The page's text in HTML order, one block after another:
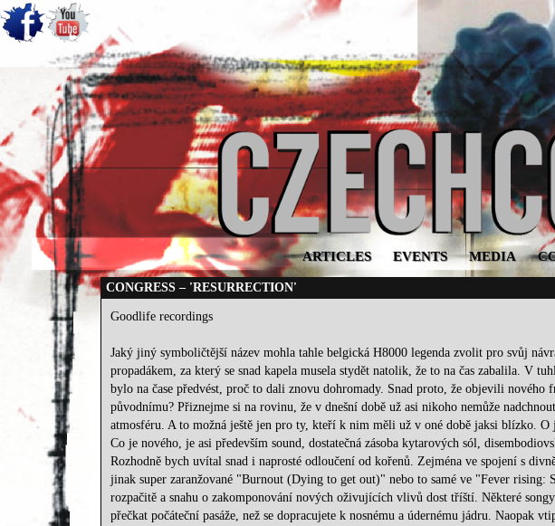
ARTICLES EVENTS MEDIA
CONGRESS – 'RESURRECTION'
Goodlife recordings
Jaký jiný symboličtější název mohla tahle belgická H8000 legenda zvolit pro svůj
propadákem, za který se snad kapela musela stydět natolik, že to na čas zabalila. V
bylo na čase předvést, proč to dali znovu dohromady. Snad proto, že objevili
původnímu? Přiznejme si na rovinu, že v dnešní době už asi nikoho nemůže
atmosféru. A to možná ještě jen pro ty, kteří k nim měli už v oné době jaksi blízko. O
Co je nového, je asi především sound, dostatečná zásoba kytarových sól,
Rozhodně bych uvítal snad i naprosté odloučení od kořenů. Zejména ve spojení s
jinak super zaranžované "Burnout (Dying to get out)" nebo to samé ve "Fever
rozpačitě a snahu o zakomponování nových oživujících vlivů dost tříští. Některé
přečkat počáteční pasáže, než se dopracujete k nosnému a údernému jádru. Naopak